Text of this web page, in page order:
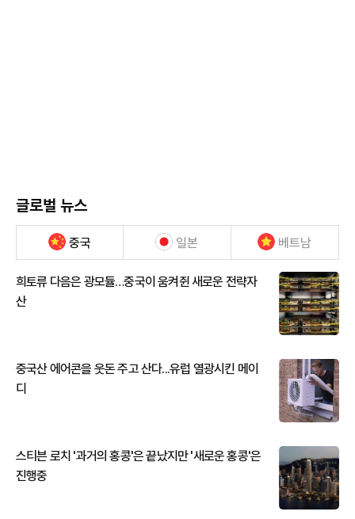
글로벌 뉴스
중국 일본 베트남
희토류 다음은 광모듈…중국이 움켜쥔 새로운 전략자
산
중국산 에어콘을 웃돈 주고 산다...유럽 열광시킨 메이
디
스티븐 로치 '과거의 홍콩'은 끝났지만 '새로운 홍콩'은
진행중